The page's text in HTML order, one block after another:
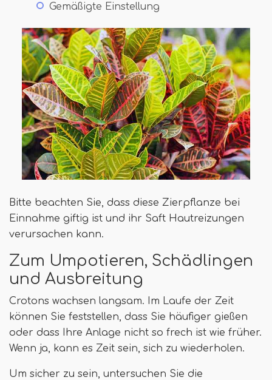
Gemäßigte Einstellung
Bitte beachten Sie, dass diese Zierpflanze bei
Einnahme giftig ist und ihr Saft Hautreizungen
verursachen kann.
Zum Umpotieren, Schädlingen
und Ausbreitung
Crotons wachsen langsam. Im Laufe der Zeit
können Sie feststellen, dass Sie häufiger gießen
oder dass Ihre Anlage nicht so frech ist wie früher.
Wenn ja, kann es Zeit sein, sich zu wiederholen.
Um sicher zu sein, untersuchen Sie die